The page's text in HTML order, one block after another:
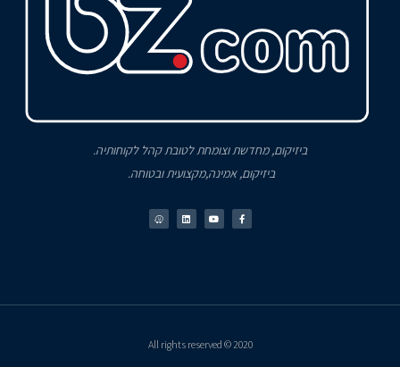
ביזיקום, מחדשת וצומחת לטובת קהל לקוחותיה.
ביזיקום, אמינה,מקצועית ובטוחה.
2020 © All rights reserved